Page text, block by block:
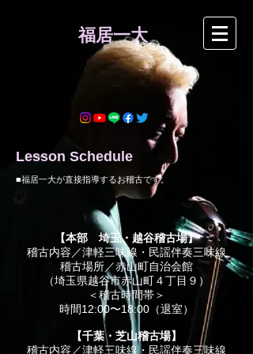
​福居一大
Lesson Schedule
■福居一大が直接指導するお稽古です。
【本部 埼玉・越谷稽古場】
稽古内容／津軽三味線・民謡伴奏三味線
稽古場所／赤山町自治会館
（埼玉県越谷市赤山町４丁目９）
＜稽古時間帯＞
時間12:00〜18:00（退室）
【千葉・芝山稽古場】
稽古内容／津軽三味線・民謡伴奏三味線